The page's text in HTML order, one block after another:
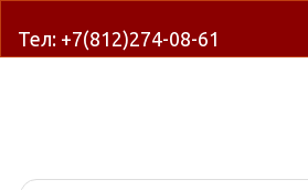
Тел: +7(812)274-08-61